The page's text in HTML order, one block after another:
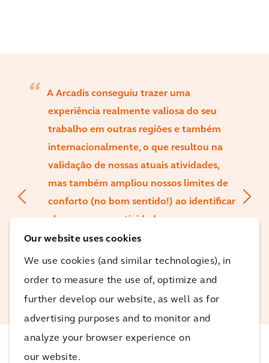
Our website uses cookies
We use cookies (and similar technologies), in
order to measure the use of, optimize and
further develop our website, as well as for
advertising purposes and to monitor and
analyze your browser experience on
our website.
A Arcadis conseguiu trazer uma
experiência realmente valiosa do seu
trabalho em outras regiões e também
internacionalmente, o que resultou na
validação de nossas atuais atividades,
mas também ampliou nossos limites de
conforto (no bom sentido!) ao identificar
algumas novas atividades.
Peter Cole
Diretor de Meio Ambiente e Sustentabilidade,